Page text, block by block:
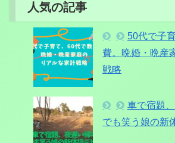
人気の記事
50代で子
費。晩婚・晩産
戦略
車で宿題
でも笑う娘の新